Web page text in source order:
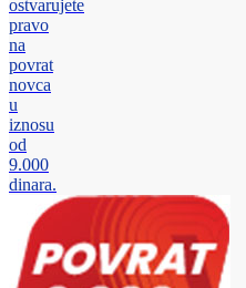
ostvarujete
pravo
na
povrat
novca
u
iznosu
od
9.000
dinara.